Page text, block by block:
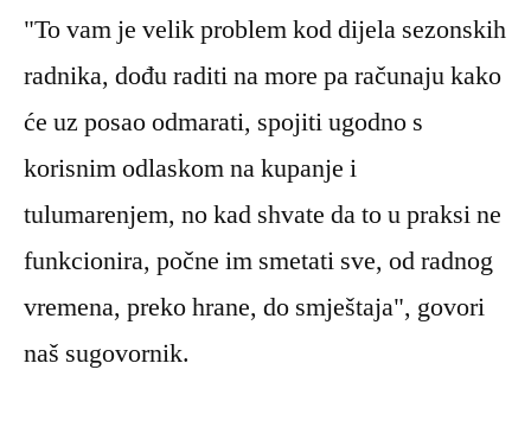
"To vam je velik problem kod dijela sezonskih
radnika, dođu raditi na more pa računaju kako
će uz posao odmarati, spojiti ugodno s
korisnim odlaskom na kupanje i
tulumarenjem, no kad shvate da to u praksi ne
funkcionira, počne im smetati sve, od radnog
vremena, preko hrane, do smještaja", govori
naš sugovornik.